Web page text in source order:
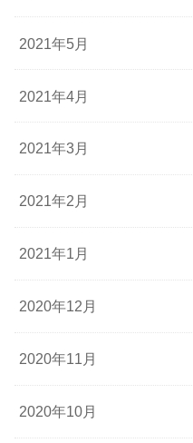
2021年5月
2021年4月
2021年3月
2021年2月
2021年1月
2020年12月
2020年11月
2020年10月